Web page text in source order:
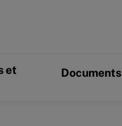
et Documents